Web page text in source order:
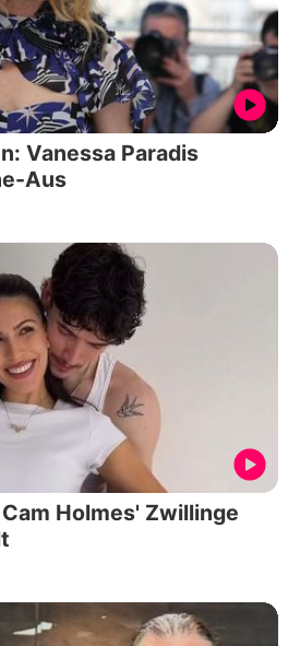
Vanessa Paradis
Aus
Holmes' Zwillinge